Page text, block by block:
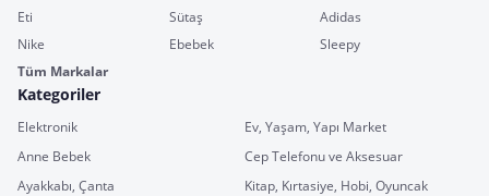
Eti
Sütaş
Adidas
Nike
Ebebek
Sleepy
Tüm Markalar
Kategoriler
Elektronik
Ev, Yaşam, Yapı Market
Anne Bebek
Cep Telefonu ve Aksesuar
Ayakkabı, Çanta
Kitap, Kırtasiye, Hobi, Oyuncak